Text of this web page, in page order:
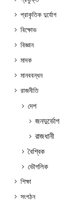
প্রাকৃতিক দুর্যোগ
বিক্ষোভ
বিজ্ঞান
মাদক
মানববন্ধন
রাজনীতি
দেশ
জনদুর্ভোগ
রাজধানী
বৈশ্বিক
ভৌগলিক
শিক্ষা
সংগঠন